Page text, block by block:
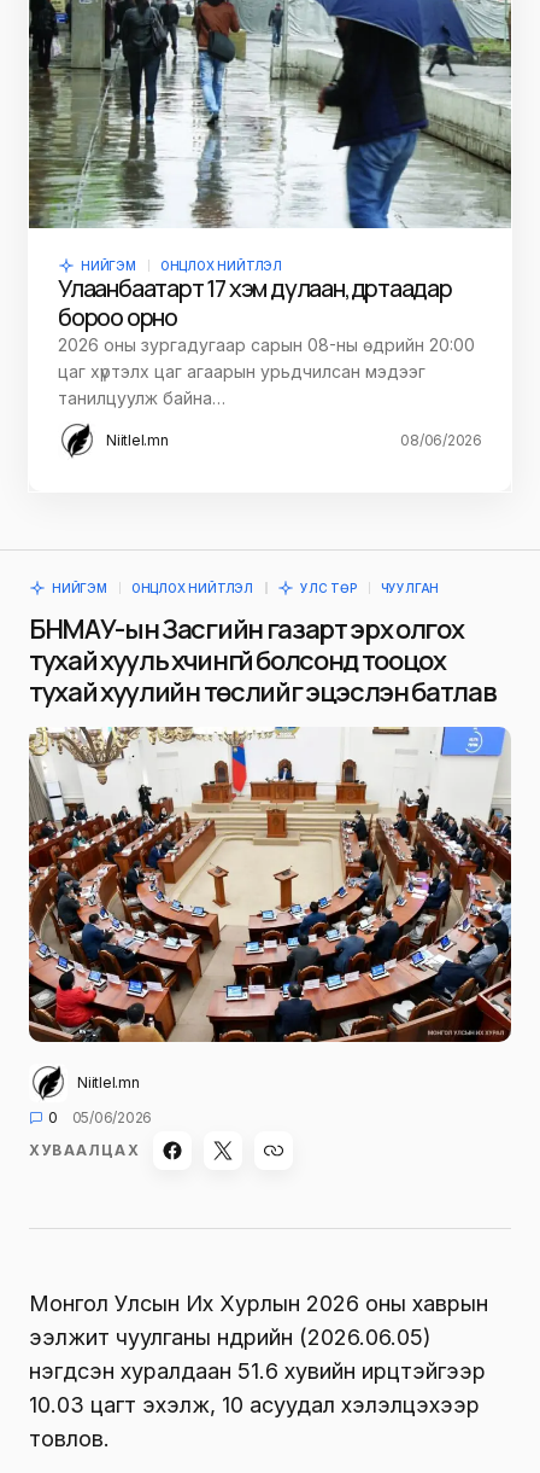
НИЙГЭМ ОНЦЛОХ НИЙТЛЭЛ
Улаанбаатарт 17 хэм дулаан, өдөртөө аадар
бороо орно
2026 оны зургадугаар сарын 08-ны өдрийн 20:00
цаг хүртэлх цаг агаарын урьдчилсан мэдээг
танилцуулж байна…
Niitlel.mn 08/06/2026
НИЙГЭМ ОНЦЛОХ НИЙТЛЭЛ УЛС ТӨР ЧУУЛГАН
БНМАУ-ын Засгийн газарт эрх олгох
тухай хууль хүчингүй болсонд тооцох
тухай хуулийн төслийг эцэслэн батлав
Niitlel.mn
0
05/06/2026
ХУВААЛЦАХ
Монгол Улсын Их Хурлын 2026 оны хаврын
ээлжит чуулганы өнөөдрийн (2026.06.05)
нэгдсэн хуралдаан 51.6 хувийн ирцтэйгээр
10.03 цагт эхэлж, 10 асуудал хэлэлцэхээр
товлов.